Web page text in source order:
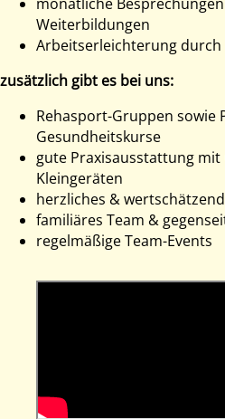
Weiterbildungen
Arbeitserleichterung durch
zusätzlich gibt es bei uns:
Rehasport-Gruppen sowie
Gesundheitskurse
gute Praxisausstattung
Kleingeräten
herzliches &
familiäres Team &
regelmäßige Team-Events